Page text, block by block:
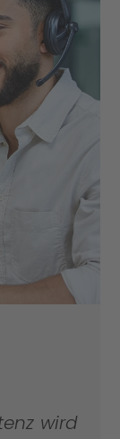
wird